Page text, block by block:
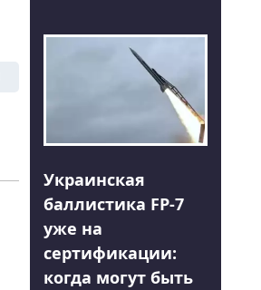
Украинская
баллистика FP-7
уже на
сертификации:
когда могут быть